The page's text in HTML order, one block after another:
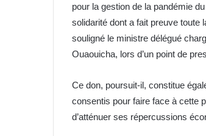
pour la gestion de la pandémie
solidarité dont a fait preuve
souligné le ministre délégué
Ouaouicha, lors d’un point de
Ce don, poursuit-il, constitue
consentis pour faire face à cette
d’atténuer ses répercussions